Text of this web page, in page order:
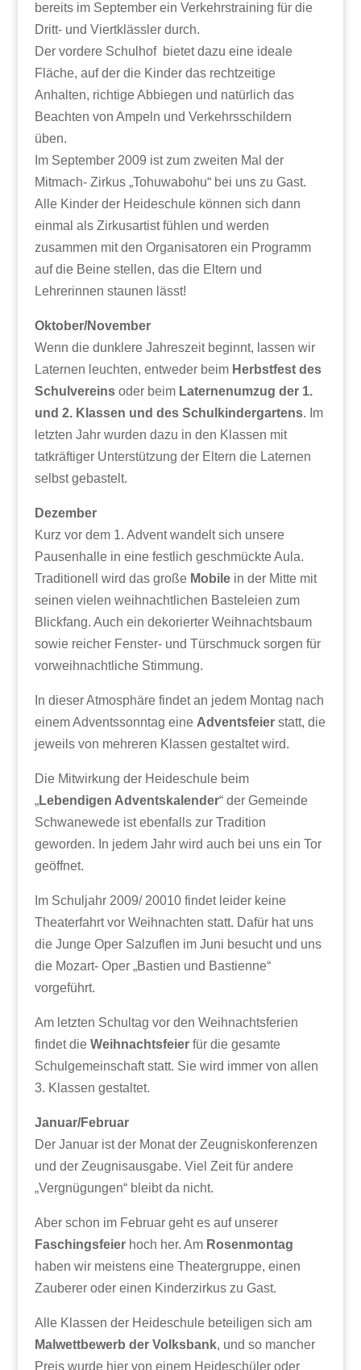
bereits im September ein Verkehrstraining für die
Dritt- und Viertklässler durch.
Der vordere Schulhof bietet dazu eine ideale
Fläche, auf der die Kinder das rechtzeitige
Anhalten, richtige Abbiegen und natürlich das
Beachten von Ampeln und Verkehrsschildern
üben.
Im September 2009 ist zum zweiten Mal der
Mitmach- Zirkus „Tohuwabohu“ bei uns zu Gast.
Alle Kinder der Heideschule können sich dann
einmal als Zirkusartist fühlen und werden
zusammen mit den Organisatoren ein Programm
auf die Beine stellen, das die Eltern und
Lehrerinnen staunen lässt!
Oktober/November
Wenn die dunklere Jahreszeit beginnt, lassen wir
Laternen leuchten, entweder beim Herbstfest des
Schulvereinsoder beim Laternenumzug der 1.
und 2. Klassen und des Schulkindergartens. Im
letzten Jahr wurden dazu in den Klassen mit
tatkräftiger Unterstützung der Eltern die Laternen
selbst gebastelt.
Dezember
Kurz vor dem 1. Advent wandelt sich unsere
Pausenhalle in eine festlich geschmückte Aula.
Traditionell wird das große Mobilein der Mitte mit
seinen vielen weihnachtlichen Basteleien zum
Blickfang. Auch ein dekorierter Weihnachtsbaum
sowie reicher Fenster- und Türschmuck sorgen für
vorweihnachtliche Stimmung.
In dieser Atmosphäre findet an jedem Montag nach
einem Adventssonntag eine Adventsfeierstatt, die
jeweils von mehreren Klassen gestaltet wird.
Die Mitwirkung der Heideschule beim
„Lebendigen Adventskalender“ der Gemeinde
Schwanewede ist ebenfalls zur Tradition
geworden. In jedem Jahr wird auch bei uns ein Tor
geöffnet.
Im Schuljahr 2009/ 20010 findet leider keine
Theaterfahrt vor Weihnachten statt. Dafür hat uns
die Junge Oper Salzuflen im Juni besucht und uns
die Mozart- Oper „Bastien und Bastienne“
vorgeführt.
Am letzten Schultag vor den Weihnachtsferien
findet die Weihnachtsfeier für die gesamte
Schulgemeinschaft statt. Sie wird immer von allen
3. Klassen gestaltet.
Januar/Februar
Der Januar ist der Monat der Zeugniskonferenzen
und der Zeugnisausgabe. Viel Zeit für andere
„Vergnügungen“ bleibt da nicht.
Aber schon im Februar geht es auf unserer
Faschingsfeierhoch her. Am Rosenmontag
haben wir meistens eine Theatergruppe, einen
Zauberer oder einen Kinderzirkus zu Gast.
Alle Klassen der Heideschule beteiligen sich am
Malwettbewerb der Volksbank, und so mancher
Preis wurde hier von einem Heideschüler oder